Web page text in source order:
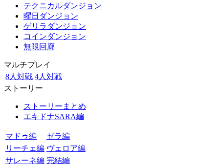
テクニカルダンジョン
曜日ダンジョン
ゲリラダンジョン
コインダンジョン
無限回廊
マルチプレイ
8人対戦 4人対戦
ストーリー
ストーリーまとめ
エキドナSARA編
マドゥ編
ゼラ編
リーチェ編 ヴェロア編
サレーネ編 完結編